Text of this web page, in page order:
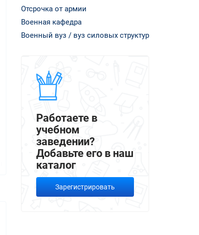
Отсрочка от армии
Военная кафедра
Военный вуз / вуз силовых структур
Работаете в
учебном
заведении?
Добавьте его в наш
каталог
Зарегистрировать